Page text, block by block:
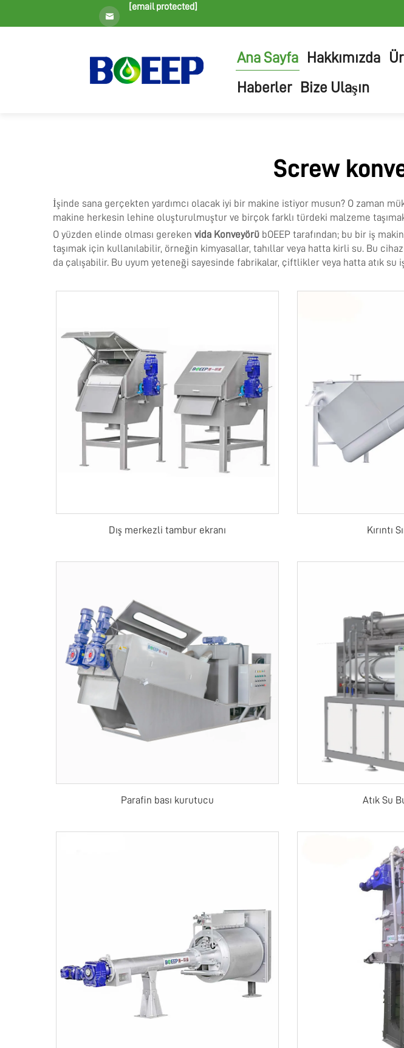
[email protected]
Ana Sayfa Hakkımızda
Haberler
Bize Ulaşın
Screw
İşinde sana gerçekten yardımcı olacak iyi bir makine istiyor musun? O zaman
makine herkesin lehine oluşturulmuştur ve birçok farklı türdeki malzeme
O yüzden elinde olması gereken vida Konveyörü bOEEP tarafından; bu bir iş
taşımak için kullanılabilir, örneğin kimyasallar, tahıllar veya hatta kirli su. Bu
da çalışabilir. Bu uyum yeteneği sayesinde fabrikalar, çiftlikler veya hatta atık
Dış merkezli tambur ekranı Kırıntı
Parafin bası kurutucu Atık Su